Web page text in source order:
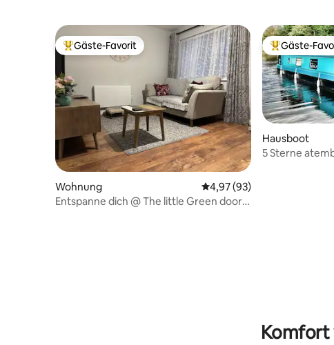
Beliebter Gäste-Favorit.
Gäste-Favorit
Wohnung Durchschnittliche
4,97 (93)
Entspanne dich @ The little Green door
Beliebter
Gäste-
Hausboot
5 Sterne
Komfort